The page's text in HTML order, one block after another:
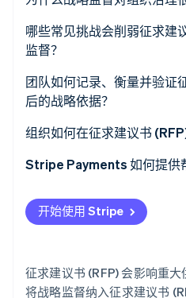
哪些常见挑战会削弱征求建
监督？
团队如何记录、衡量并验证
后的战略依据？
组织如何在征求建议书
Stripe Payments 如何提供
开始使用 Stripe
征求建议书 (RFP) 会影响重
将战略监督纳入征求建议书